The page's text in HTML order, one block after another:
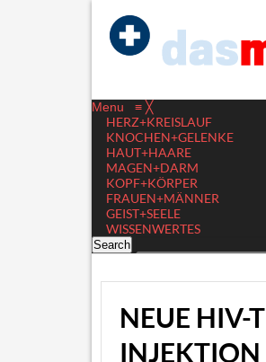
Menu ≡ ╳
HERZ+KREISLAUF
KNOCHEN+GELENKE
HAUT+HAARE
MAGEN+DARM
KOPF+KÖRPER
FRAUEN+MÄNNER
GEIST+SEELE
WISSENWERTES
NEUE HIV-
INJEKTION